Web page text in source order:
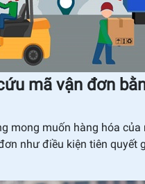
mã vận đơn
mong muốn hàng hóa
như điều kiện tiên quyết